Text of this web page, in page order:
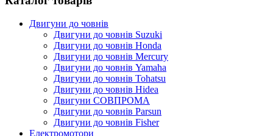
Двигуни до човнів
Двигуни до човнів Suzuki
Двигуни до човнів Honda
Двигуни до човнів Mercury
Двигуни до човнів Yamaha
Двигуни до човнів Tohatsu
Двигуни до човнів Hidea
Двигуни СОВПРОМА
Двигуни до човнів Parsun
Двигуни до човнів Fisher
Електромотори